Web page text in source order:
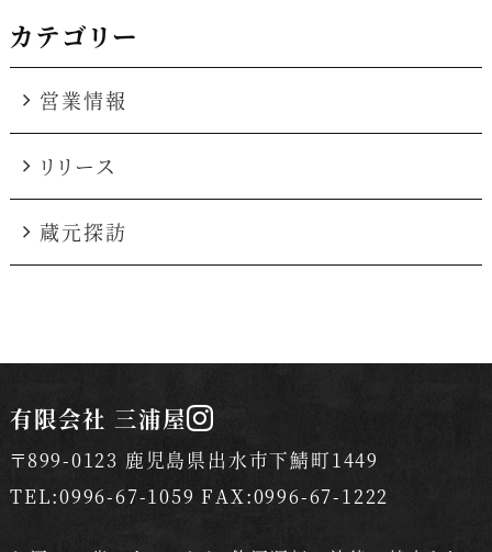
カテゴリー
営業情報
リリース
蔵元探訪
有限会社 三浦屋
〒899-0123 鹿児島県出水市下鯖町1449
TEL:0996-67-1059 FAX:0996-67-1222